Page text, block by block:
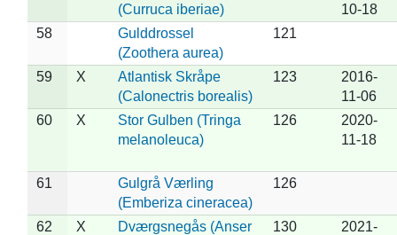
(Curruca iberiae)
10-18
58
Gulddrossel
(Zoothera aurea)
121
59 X
Atlantisk Skråpe
(Calonectris borealis)
123
2016-
11-06
60
X
Stor Gulben (Tringa
melanoleuca)
126
2020-
11-18
61
Gulgrå Værling
(Emberiza cineracea)
126
62 X
Dværgsnegås (Anser
130
2021-